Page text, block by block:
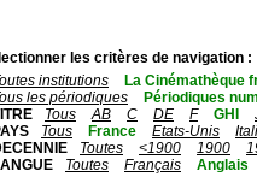
les critères de navigation :
institutions
La Cinémathèque
les périodiques
Périodiques
Tous AB C DE F GHI
Tous France Etats-Unis
Toutes <1900 1900
Toutes Français Anglais